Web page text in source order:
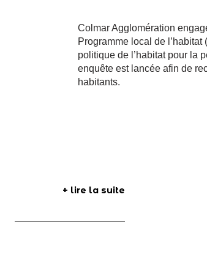
Colmar Agglomération
Programme local de
politique de l’habitat pour la
enquête est lancée afin de
habitants.
+ lire la suite